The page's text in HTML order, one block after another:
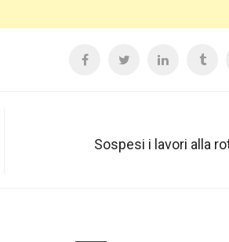
Sospesi i lavori alla